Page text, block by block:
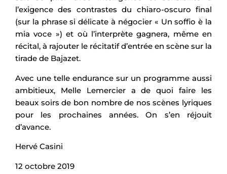
l’exigence des contrastes du chiaro-oscuro final
(sur la phrase si délicate à négocier « Un soffio è la
mia voce ») et où l’interprète gagnera, même en
récital, à rajouter le récitatif d’entrée en scène sur la
tirade de Bajazet.
Avec une telle endurance sur un programme aussi
ambitieux, Melle Lemercier a de quoi faire les
beaux soirs de bon nombre de nos scènes lyriques
pour les prochaines années. On s’en réjouit
d’avance.
Hervé Casini
12 octobre 2019